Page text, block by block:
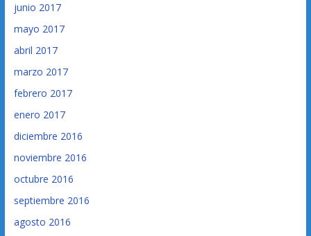
junio 2017
mayo 2017
abril 2017
marzo 2017
febrero 2017
enero 2017
diciembre 2016
noviembre 2016
octubre 2016
septiembre 2016
agosto 2016